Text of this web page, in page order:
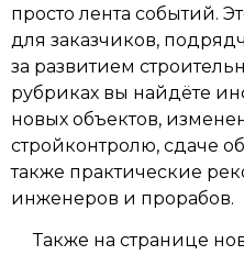
просто лента событий.
для заказчиков,
за развитием
рубриках вы найдёте
новых объектов,
стройконтролю, сдаче
также практические
инженеров и прорабов.
Также на странице